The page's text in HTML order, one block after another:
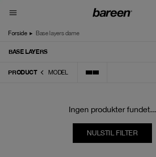
Forside ▸ Base layers dame
BASE LAYERS
PRODUCT MODEL
Ingen produkter fundet...
NULSTIL FILTER